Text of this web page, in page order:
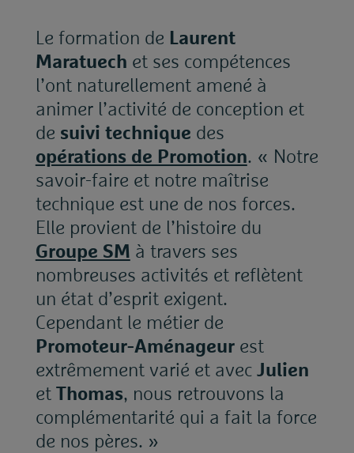
Le formation de Laurent
Maratuech et ses compétences
l’ont naturellement amené à
animer l’activité de conception et
de suivi technique des
opérations de Promotion. « Notre
savoir-faire et notre maîtrise
technique est une de nos forces.
Elle provient de l’histoire du
Groupe SM à travers ses
nombreuses activités et reflètent
un état d’esprit exigent.
Cependant le métier de
Promoteur-Aménageurest
extrêmement varié et avec Julien
et Thomas, nous retrouvons la
complémentarité qui a fait la force
de nos pères. »